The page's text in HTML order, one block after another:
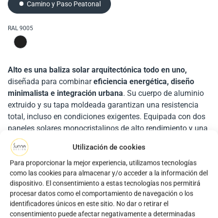
Utilización de cookies
Para proporcionar la mejor experiencia, utilizamos tecnologías
como las cookies para almacenar y/o acceder a la información del
dispositivo. El consentimiento a estas tecnologías nos permitirá
procesar datos como el comportamiento de navegación o los
identificadores únicos en este sitio. No dar o retirar el
consentimiento puede afectar negativamente a determinadas
Camino y Paso Peatonal
RAL 9005
Alto es una baliza solar arquitectónica todo en uno,
diseñada para combinareficiencia energética, diseño
minimalista e integración urbana. Su cuerpo de aluminio
extruido y su tapa moldeada garantizan una resistencia
total, incluso en condiciones exigentes. Equipada con dos
paneles solares monocristalinos de alto rendimiento y una
batería LiFePO₄,
una luz autónoma fiable durante hasta tres noches
consecutivas.Compacta, discreta y fácil de instalar, Alto
responde a las necesidades de municipios y urbanistas
que buscan unasolución de iluminación sostenible, sin
conexión a la red.
Camino y Paso Peatonal
RAL 9005
solución de iluminación solar autónoma
fiable y robusta, especialmente adecuada para pasos de
peatones, carriles bici y aparcamientos
Descargar el folleto
Contáctenos
Parque y Zona Recreativa
RAL 9005
solución de iluminación solar
autónoma fiable y robusta, especialmente adecuada para
la iluminación de zonas, aparcamientos y plazas públicas
Descargar el folleto
Contáctenos
RAL 9005 RAL 9010 RAL 8019
Contáctenos
RAL 9005 RAL 9010 RAL 8019
adecuada para la iluminación de carreteras y
aparcamientos
Descargar el folleto
Contáctenos
Parque y Zona Recreativa
RAL 9005
Descargar el folleto
Contáctenos
la iluminación de carreteras, aparcamientos e industrias
Descargar el folleto
Contáctenos
adecuada para la iluminación de carreteras y
aparcamientos
Contáctenos
RAL 9005
un dimensionamiento energético totalmente
personalizado.
funcionalidad
nativa de supervisión
Descargar el folleto
RAL 9005
Descargar el folleto
Contáctenos